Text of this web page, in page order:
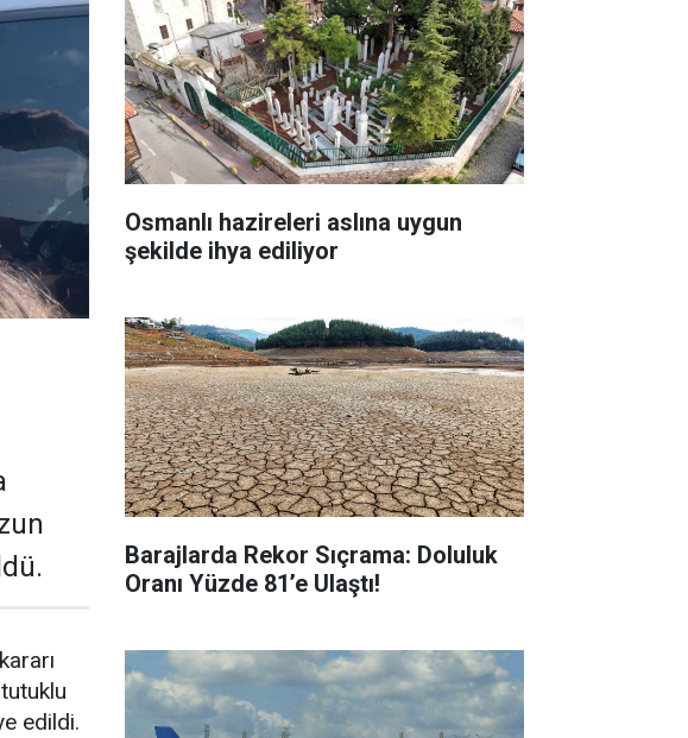
edildi.
Osmanlı hazireleri aslına uygun
şekilde ihya ediliyor
Barajlarda Rekor Sıçrama: Doluluk
Oranı Yüzde 81’e Ulaştı!